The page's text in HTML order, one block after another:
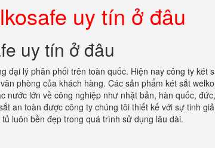
uy tín ở đâu
uy tín ở đâu
đại lý phân phối trên toàn quốc. Hiện nay công ty két
phòng của khách hàng. Các sản phẩm két sắt
nước lớn về công nghiệp như nhật bản, hàn quốc,
an toàn được công ty chúng tôi thiết kế với sự tinh
luôn bền đẹp trong quá trình sử dụng lâu dài.